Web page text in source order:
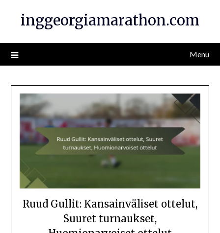
inggeorgiamarathon.com
Menu
Ruud Gullit: Kansainväliset ottelut,
Suuret turnaukset,